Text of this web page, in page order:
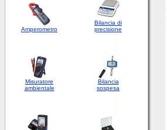
Amperometro
Bilancia di
precisione
Misuratore
ambientale
Bilancia
sospesa